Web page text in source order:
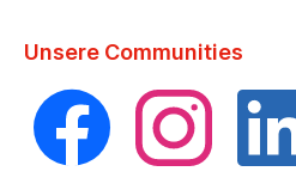
Unsere Communities
Facebook Instagram LinkedIn